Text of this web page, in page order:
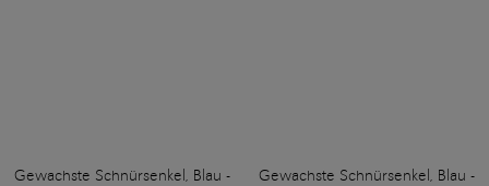
Gewachste Schnürsenkel, Blau -
Gewachste Schnürsenkel, Blau -